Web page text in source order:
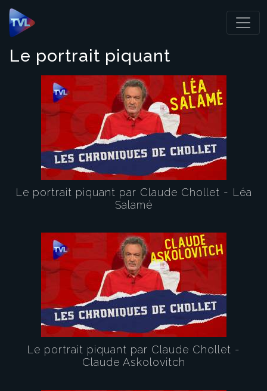
Panneau de gestion des cookies
Le portrait piquant
Le portrait piquant par Claude Chollet - Léa
Salamé
Le portrait piquant par Claude Chollet -
Claude Askolovitch